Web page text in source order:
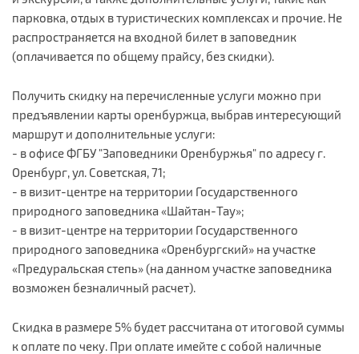
парковка, отдых в туристических комплексах и прочие. Не
распространяется на входной билет в заповедник
(оплачивается по общему прайсу, без скидки).
Получить скидку на перечисленные услуги можно при
предъявлении карты оренбуржца, выбрав интересующий
маршрут и дополнительные услуги:
- в офисе ФГБУ "Заповедники Оренбуржья" по адресу г.
Оренбург, ул. Советская, 71;
- в визит-центре на территории Государственного
природного заповедника «Шайтан-Тау»;
- в визит-центре на территории Государственного
природного заповедника «Оренбургский» на участке
«Предуральская степь» (на данном участке заповедника
возможен безналичный расчет).
Скидка в размере 5% будет рассчитана от итоговой суммы
к оплате по чеку. При оплате имейте с собой наличные